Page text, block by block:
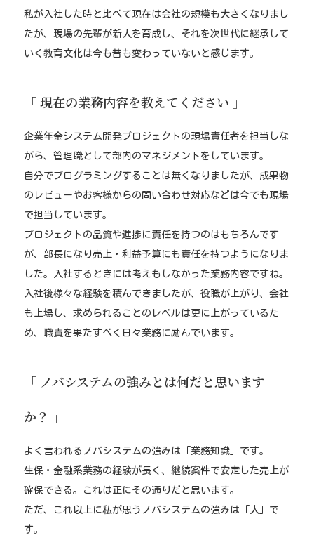
私が入社した時と比べて現在は会社の規模も大きくなりまし
たが、現場の先輩が新人を育成し、それを次世代に継承して
いく教育文化は今も昔も変わっていないと感じます。
「 現在の業務内容を教えてください 」
企業年金システム開発プロジェクトの現場責任者を担当しな
がら、管理職として部内のマネジメントをしています。
自分でプログラミングすることは無くなりましたが、成果物
のレビューやお客様からの問い合わせ対応などは今でも現場
で担当しています。
プロジェクトの品質や進捗に責任を持つのはもちろんです
が、部長になり売上・利益予算にも責任を持つようになりま
した。入社するときには考えもしなかった業務内容ですね。
入社後様々な経験を積んできましたが、役職が上がり、会社
も上場し、求められることのレベルは更に上がっているた
め、職責を果たすべく日々業務に励んでいます。
「 ノバシステムの強みとは何だと思います
か？ 」
よく言われるノバシステムの強みは「業務知識」です。
生保・金融系業務の経験が長く、継続案件で安定した売上が
確保できる。これは正にその通りだと思います。
ただ、これ以上に私が思うノバシステムの強みは「人」で
す。